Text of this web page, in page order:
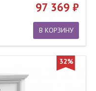
97 369
В КОРЗИНУ
32%